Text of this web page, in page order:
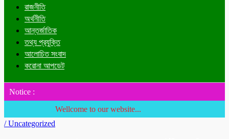
রাজনীতি
অর্থনীতি
আন্তর্জাতিক
তথ্য প্রযুক্তি
আলোচিত সংবাদ
করোনা আপডেট
Notice :
Wellcome to our website...
/Uncategorized